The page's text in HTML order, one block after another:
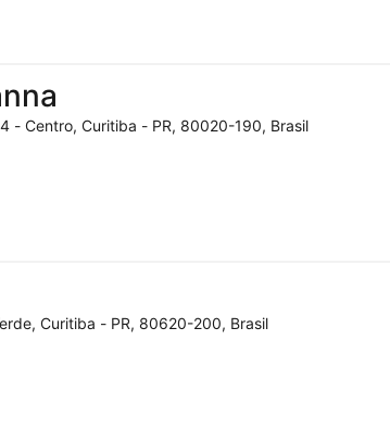
- Centro, Curitiba - PR, 80020-190, Brasil
Curitiba - PR, 80620-200, Brasil